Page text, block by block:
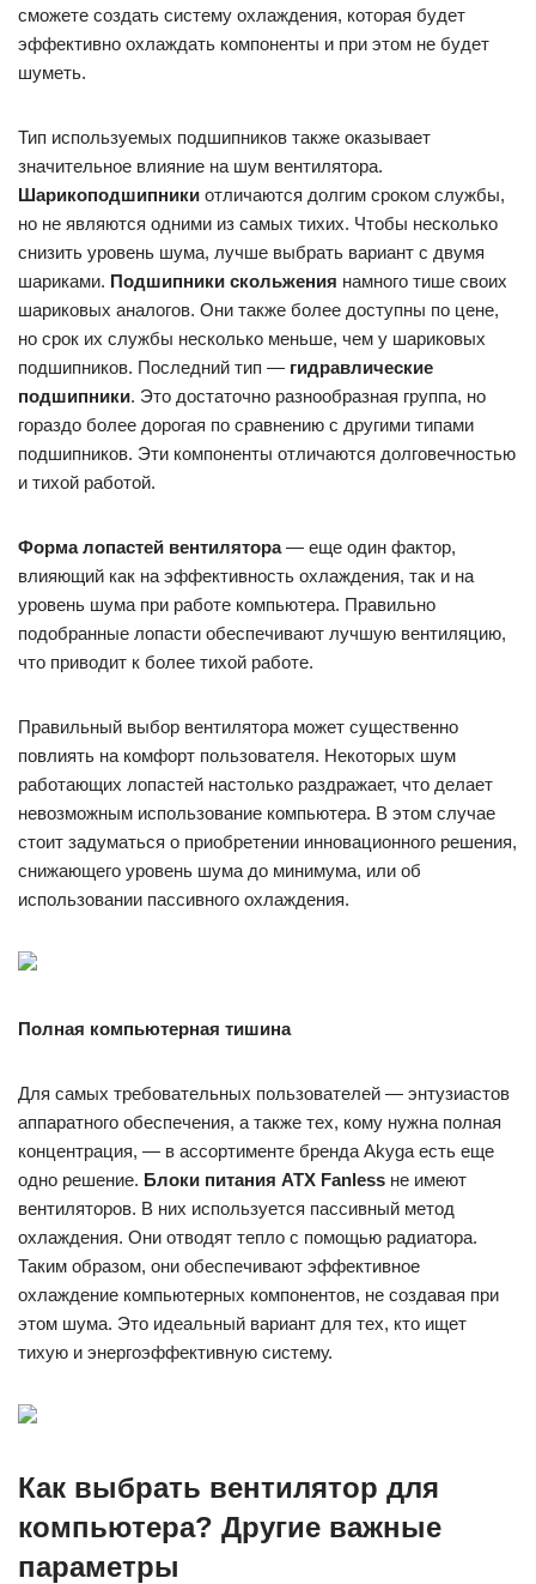
сможете создать систему охлаждения, которая будет
эффективно охлаждать компоненты и при этом не будет
шуметь.
Тип используемых подшипников также оказывает
значительное влияние на шум вентилятора.
Шарикоподшипники отличаются долгим сроком службы,
но не являются одними из самых тихих. Чтобы несколько
снизить уровень шума, лучше выбрать вариант с двумя
шариками. Подшипники скольжения намного тише своих
шариковых аналогов. Они также более доступны по цене,
но срок их службы несколько меньше, чем у шариковых
подшипников. Последний тип — гидравлические
подшипники. Это достаточно разнообразная группа, но
гораздо более дорогая по сравнению с другими типами
подшипников. Эти компоненты отличаются долговечностью
и тихой работой.
Форма лопастей вентилятора— еще один фактор,
влияющий как на эффективность охлаждения, так и на
уровень шума при работе компьютера. Правильно
подобранные лопасти обеспечивают лучшую вентиляцию,
что приводит к более тихой работе.
Правильный выбор вентилятора может существенно
повлиять на комфорт пользователя. Некоторых шум
работающих лопастей настолько раздражает, что делает
невозможным использование компьютера. В этом случае
стоит задуматься о приобретении инновационного решения,
снижающего уровень шума до минимума, или об
использовании пассивного охлаждения.
Полная компьютерная тишина
Для самых требовательных пользователей — энтузиастов
аппаратного обеспечения, а также тех, кому нужна полная
концентрация, — в ассортименте бренда Akyga есть еще
одно решение. Блоки питания ATX Fanless не имеют
вентиляторов. В них используется пассивный метод
охлаждения. Они отводят тепло с помощью радиатора.
Таким образом, они обеспечивают эффективное
охлаждение компьютерных компонентов, не создавая при
этом шума. Это идеальный вариант для тех, кто ищет
тихую и энергоэффективную систему.
Как выбрать вентилятор для
компьютера? Другие важные
параметры